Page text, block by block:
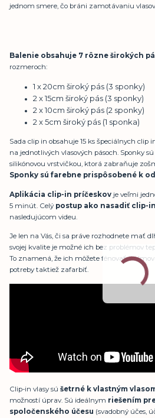
jednom smere, čo bráni zamotávaniu
Balenie obsahuje 7 rôzne širokých
rozmeroch:
1 x 20cm široký pás (3 sponky)
2 x 15cm široký pás (3 sponky)
2 x 10cm široký pás (2 sponky)
2 x 5cm široký pás (1 sponka)
Sada clip in obsahuje 15 ks špeciálnych clip
na jednotlivých vlasových pásoch. Sponky
silikónovou vrstvičkou, ktorá zabraňuje
Sponky sú farebne prispôsobené k
Aplikácia clip-in príčeskov je veľmi
5 minút. Celýpostup ako nasadiť clip-
nasledujúcom videu.
Je len na Vás, či sa práve rozhodnete mať
svojej kvalite je možné ich bez problémov
To znamená, že ich môžete fénovať,
potreby taktiež zafarbiť.
Clip-in vlasy sú šetrné k vlastným
možností úprav. Sú ideálnym riešením
spoločenského účesu (svadobný účes,